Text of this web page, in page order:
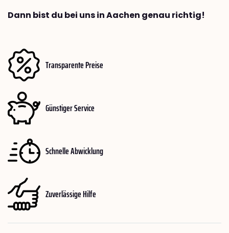
Dann bist du bei uns in Aachen genau richtig!
Transparente Preise
Günstiger Service
Schnelle Abwicklung
Zuverlässige Hilfe